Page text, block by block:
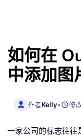
如何在
中添加图
作者Kelly• 修
一家公司的标志往往